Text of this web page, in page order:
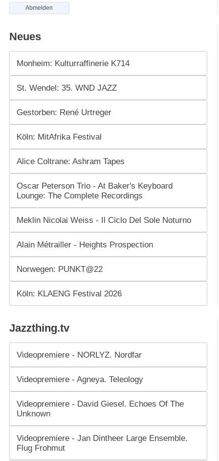
Abmelden
Neues
Monheim: Kulturraffinerie K714
St. Wendel: 35. WND JAZZ
Gestorben: René Urtreger
Köln: MitAfrika Festival
Alice Coltrane: Ashram Tapes
Oscar Peterson Trio - At Baker's Keyboard
Lounge: The Complete Recordings
Meklin Nicolai Weiss - Il Ciclo Del Sole Noturno
Alain Métrailler - Heights Prospection
Norwegen: PUNKT@22
Köln: KLAENG Festival 2026
Jazzthing.tv
Videopremiere - NORLYZ. Nordfar
Videopremiere - Agneya. Teleology
Videopremiere - David Giesel. Echoes Of The
Unknown
Videopremiere - Jan Dintheer Large Ensemble.
Flug Frohmut